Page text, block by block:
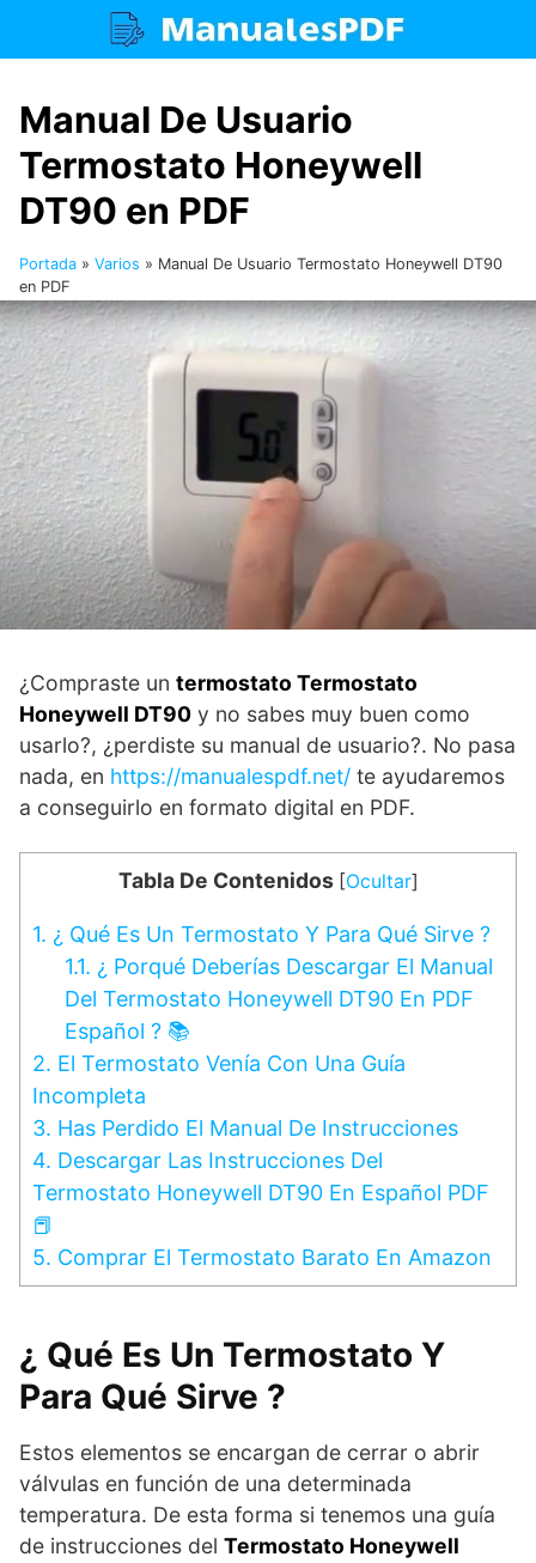
Manual De Usuario
Termostato Honeywell
DT90 en PDF
Portada » Varios » Manual De Usuario Termostato Honeywell DT90
en PDF
¿Compraste un termostato Termostato
Honeywell DT90 y no sabes muy buen como
usarlo?, ¿perdiste su manual de usuario?. No pasa
nada, en https://manualespdf.net/ te ayudaremos
a conseguirlo en formato digital en PDF.
Tabla De Contenidos [Ocultar]
1. ¿ Qué Es Un Termostato Y Para Qué Sirve ?
1.1. ¿ Porqué Deberías Descargar El Manual
Del Termostato Honeywell DT90 En PDF
Español ? 📚
2. El Termostato Venía Con Una Guía
Incompleta
3. Has Perdido El Manual De Instrucciones
4. Descargar Las Instrucciones Del
Termostato Honeywell DT90 En Español PDF
📕
5. Comprar El Termostato Barato En Amazon
¿ Qué Es Un Termostato Y
Para Qué Sirve ?
Estos elementos se encargan de cerrar o abrir
válvulas en función de una determinada
temperatura. De esta forma si tenemos una guía
de instrucciones del Termostato Honeywell